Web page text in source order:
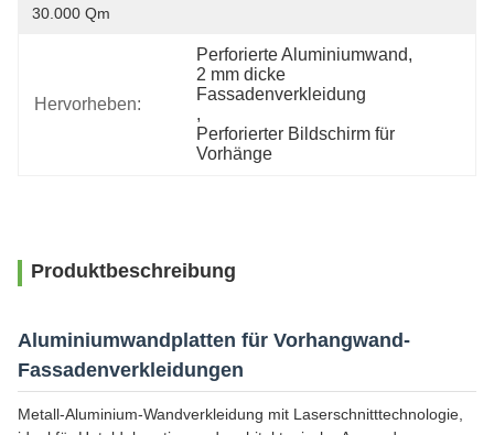
30.000 Qm
Hervorheben:
Perforierte Aluminiumwand,
2 mm dicke
Fassadenverkleidung
,
Perforierter Bildschirm für
Vorhänge
Produktbeschreibung
Aluminiumwandplatten für Vorhangwand-
Fassadenverkleidungen
Metall-Aluminium-Wandverkleidung mit Laserschnitttechnologie,